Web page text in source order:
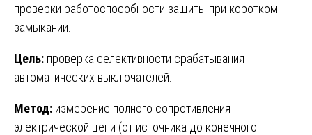
проверки работоспособности защиты при коротком
замыкании.
Цель: проверка селективности срабатывания
автоматических выключателей.
Метод: измерение полного сопротивления
электрической цепи (от источника до конечного